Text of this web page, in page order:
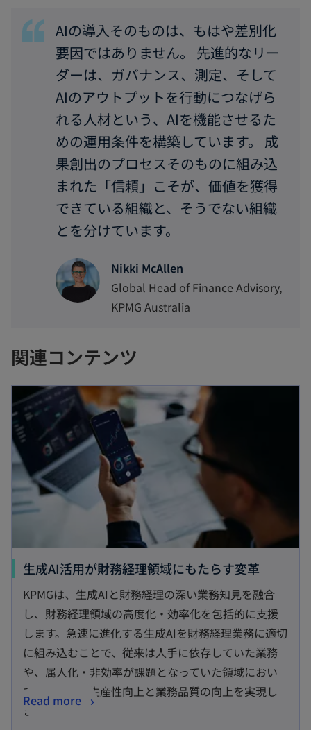
開
く
AIの導入そのものは、もはや差別化
要因ではありません。 先進的なリー
ダーは、ガバナンス、測定、そして
AIのアウトプットを行動につなげら
れる人材という、AIを機能させるた
めの運用条件を構築しています。 成
果創出のプロセスそのものに組み込
まれた「信頼」こそが、価値を獲得
できている組織と、そうでない組織
とを分けています。
Nikki McAllen
Global Head of Finance Advisory,
KPMG Australia
関連コンテンツ
生成AI活用が財務経理領域にもたらす変革
KPMGは、生成AIと財務経理の深い業務知見を融合
し、財務経理領域の高度化・効率化を包括的に支援
します。急速に進化する生成AIを財務経理業務に適切
に組み込むことで、従来は人手に依存していた業務
や、属人化・非効率が課題となっていた領域におい
ても、大幅な生産性向上と業務品質の向上を実現し
ます。
Read more